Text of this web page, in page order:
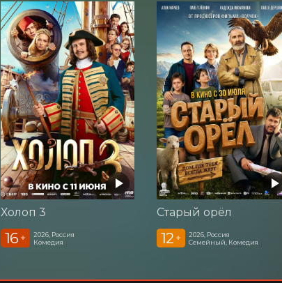
Холоп 3
16 +
2026, Россия
Комедия
Старый орёл
12 +
2026, Россия
Семейный, Комедия